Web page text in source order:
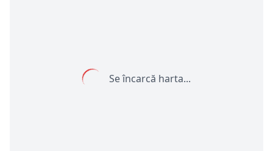
Se încarcă harta...